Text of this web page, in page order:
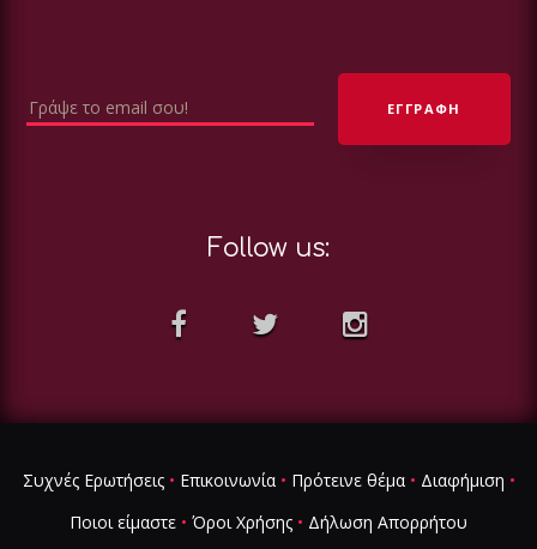
Follow us:
Συχνές Ερωτήσεις• Επικοινωνία• Πρότεινε θέμα• Διαφήμιση •
Ποιοι είμαστε • Όροι Χρήσης • Δήλωση Απορρήτου